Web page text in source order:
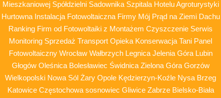
Mieszkaniowej Spółdzielni Sadownika Szpitala Hotelu Agroturystyki
Hurtowna Instalacja Fotowoltaiczna Firmy Mój Prąd na Ziemi Dachu
Ranking Firm od Fotowoltaiki z Montażem Czyszczenie Serwis
Monitoring Sprzedaż Transport Opieka Konserwacja Tani Panel
Fotowoltaiczny Wrocław Wałbrzych Legnica Jelenia Góra Lubin
Głogów Oleśnica Bolesławiec Świdnica Zielona Góra Gorzów
Wielkopolski Nowa Sól Żary Opole Kędzierzyn-Koźle Nysa Brzeg
Katowice Częstochowa sosnowiec Gliwice Zabrze Bielsko-Biała